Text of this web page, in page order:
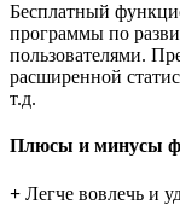
Бесплатный
программы по
пользователями.
расширенной
т.д.
Плюсы и минусы
+ Легче вовлечь и